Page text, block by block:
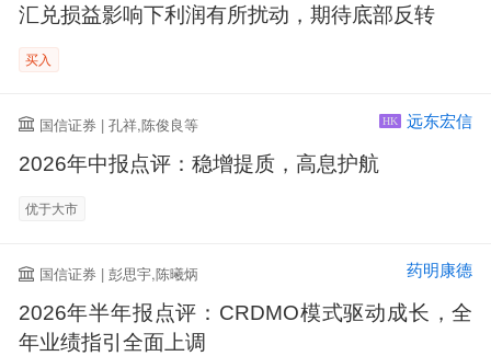
汇兑损益影响下利润有所扰动，期待底部反转
买入
国信证券 | 孔祥,陈俊良等 HK 远东宏信
2026年中报点评：稳增提质，高息护航
优于大市
国信证券 | 彭思宇,陈曦炳 药明康德
2026年半年报点评：CRDMO模式驱动成长，全
年业绩指引全面上调